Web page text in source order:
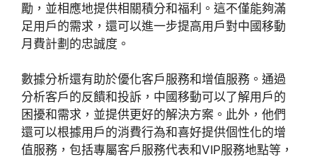
勵，並相應地提供相關積分和福利。這不僅能夠滿
足用戶的需求，還可以進一步提高用戶對中國移動
月費計劃的忠誠度。
數據分析還有助於優化客戶服務和增值服務。通過
分析客戶的反饋和投訴，中國移動可以了解用戶的
困擾和需求，並提供更好的解決方案。此外，他們
還可以根據用戶的消費行為和喜好提供個性化的增
值服務，包括專屬客戶服務代表和VIP服務地點等，